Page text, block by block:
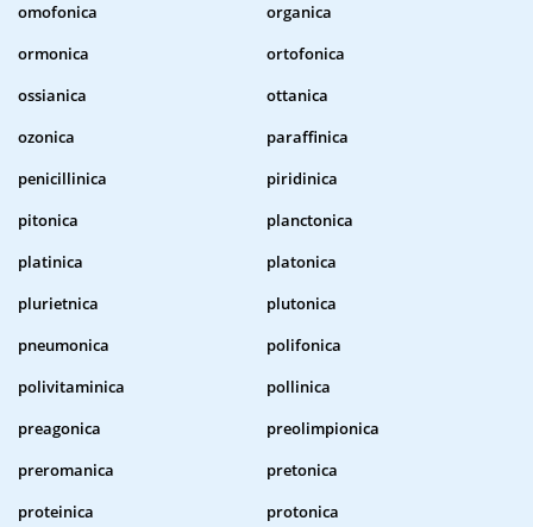
omofonica
organica
ormonica
ortofonica
ossianica
ottanica
ozonica
paraffinica
penicillinica
piridinica
pitonica
planctonica
platinica
platonica
plurietnica
plutonica
pneumonica
polifonica
polivitaminica
pollinica
preagonica
preolimpionica
preromanica
pretonica
proteinica
protonica